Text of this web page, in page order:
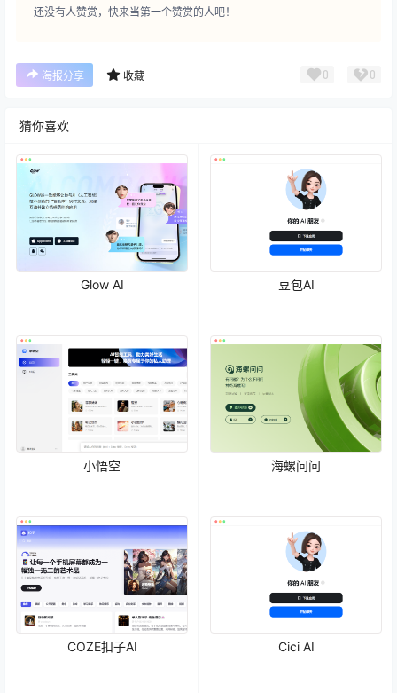
还没有人赞赏，快来当第一个赞赏的人吧！
海报分享 收藏 0 0
猜你喜欢
Glow AI 豆包AI
小悟空 海螺问问
COZE扣子AI Cici AI